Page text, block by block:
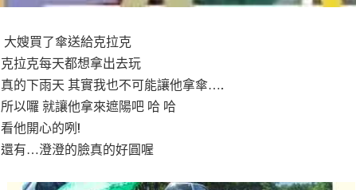
大嫂買了傘送給克拉克
克拉克每天都想拿出去玩
真的下雨天 其實我也不可能讓他拿傘….
所以囉 就讓他拿來遮陽吧 哈 哈
看他開心的咧!
還有…澄澄的臉真的好圓喔